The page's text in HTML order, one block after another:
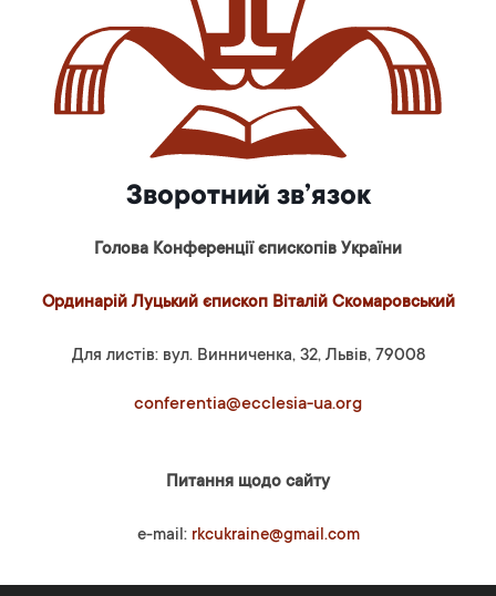
Зворотний зв’язок
Голова Конференції єпископів України
Ординарій Луцький єпископ Віталій Скомаровський
Для листів: вул. Винниченка, 32, Львів, 79008
conferentia@ecclesia-ua.org
Питання щодо сайту
e-mail: rkcukraine@gmail.com